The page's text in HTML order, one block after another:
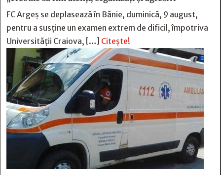
FC Argeș se deplasează în Bănie, duminică, 9 august,
pentru a susține un examen extrem de dificil, împotriva
Universității Craiova, […] Citește!